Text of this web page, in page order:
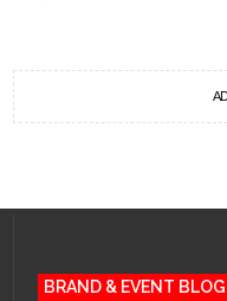
BRAND & EVENT BLOG